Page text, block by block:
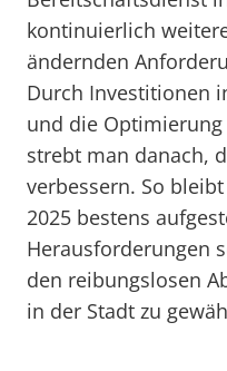
kontinuierlich
ändernden
Durch Investitionen
und die
strebt man danach,
verbessern. So
2025 bestens
Herausforderungen
den reibungslosen
in der Stadt zu